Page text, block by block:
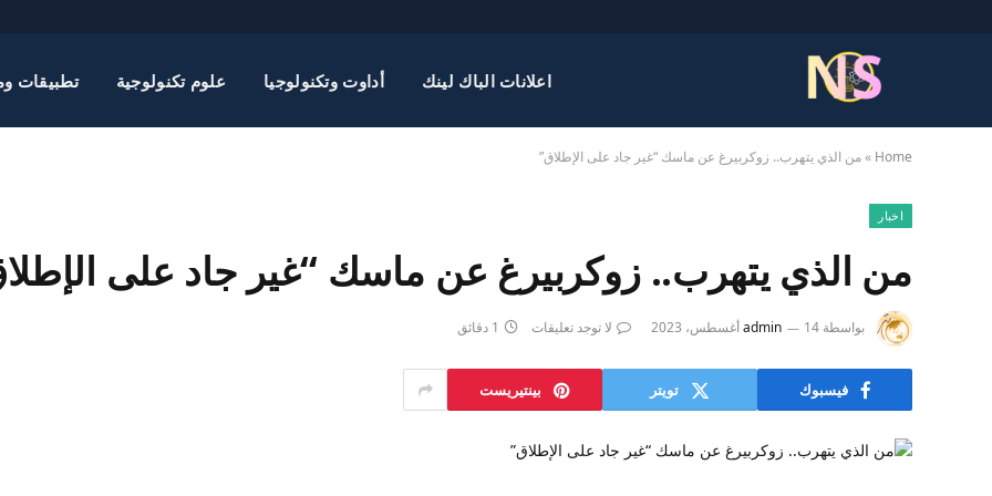
اعلانات الباك لينك أداوت وتكنولوجيا علوم تكنولوجية تطبيقات
Home
»من الذي يتهرب.. زوكربيرغ عن ماسك “غير جاد على الإطلاق”
اخبار
من الذي يتهرب.. زوكربيرغ عن ماسك “غير جاد على
بواسطة admin 14 أغسطس، 2023 لا توجد تعليقات 1 دقائق
فيسبوك تويتر بينتيريست